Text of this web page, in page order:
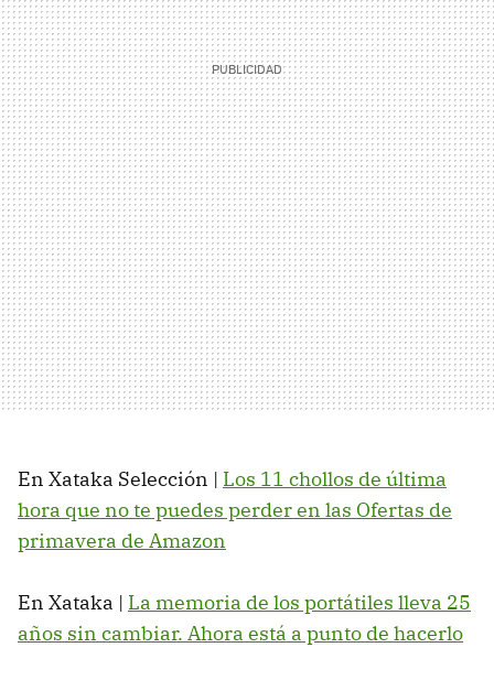
En Xataka Selección | Los 11 chollos de última
hora que no te puedes perder en las Ofertas de
primavera de Amazon
En Xataka | La memoria de los portátiles lleva 25
años sin cambiar. Ahora está a punto de hacerlo